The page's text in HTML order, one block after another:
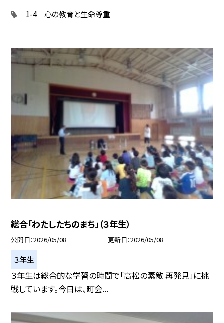
1-4 心の教育と生命尊重
総合「わたしたちのまち」（３年生）
公開日 2026/05/08 更新日 2026/05/08
３年生
３年生は総合的な学習の時間で「高松の素敵 再発見」に挑
戦しています。今日は、町会...